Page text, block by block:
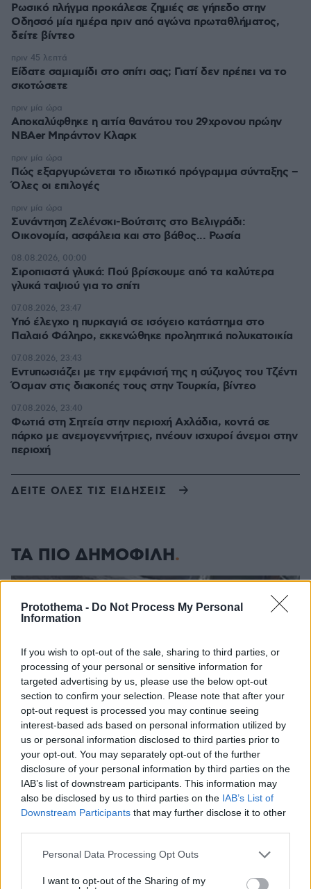
Protothema - Do Not Process My Personal
Information
If you wish to opt-out of the sale, sharing to third parties, or
processing of your personal or sensitive information for
targeted advertising by us, please use the below opt-out
section to confirm your selection. Please note that after your
opt-out request is processed you may continue seeing
interest-based ads based on personal information utilized by
us or personal information disclosed to third parties prior to
your opt-out. You may separately opt-out of the further
disclosure of your personal information by third parties on the
IAB’s list of downstream participants. This information may
also be disclosed by us to third parties on the IAB’s List of
Downstream Participants that may further disclose it to other
Please note that this website/app uses one or more Google
not limited to your visit or usage behaviour. You may click to
Personal Data Processing Opt Outs
I want to opt-out of the Sharing of my
Ρωσικό πλήγμα προκάλεσε ζημιές σε γήπεδο στην
Οδησσό μία ημέρα πριν από αγώνα πρωταθλήματος,
δείτε βίντεο
Είδατε σαμιαμίδι στο σπίτι σας; Γιατί δεν πρέπει να το
σκοτώσετε
πριν 45 λεπτά
Αποκαλύφθηκε η αιτία θανάτου του 29χρονου πρώην
NBAer Μπράντον Κλαρκ
πριν μία ώρα
Πώς εξαργυρώνεται το ιδιωτικό πρόγραμμα σύνταξης –
Όλες οι επιλογές
πριν μία ώρα
Συνάντηση Ζελένσκι-Βούτσιτς στο Βελιγράδι:
Οικονομία, ασφάλεια και στο βάθος... Ρωσία
πριν μία ώρα
Σιροπιαστά γλυκά: Πού βρίσκουμε από τα καλύτερα
γλυκά ταψιού για το σπίτι
08.08.2026, 00:00
Υπό έλεγχο η πυρκαγιά σε ισόγειο κατάστημα στο
Παλαιό Φάληρο, εκκενώθηκε προληπτικά πολυκατοικία
07.08.2026, 23:47
Εντυπωσιάζει με την εμφάνισή της η σύζυγος του Τζέντι
Όσμαν στις διακοπές τους στην Τουρκία, βίντεο
07.08.2026, 23:43
Φωτιά στη Σητεία στην περιοχή Αχλάδια, κοντά σε
πάρκο με ανεμογεννήτριες, πνέουν ισχυροί άνεμοι στην
περιοχή
07.08.2026, 23:40
ΔΕΙΤΕ ΟΛΕΣ ΤΙΣ ΕΙΔΗΣΕΙΣ
ΤΑ ΠΙΟ ΔΗΜΟΦΙΛΗ
07.08.2026, 18:22